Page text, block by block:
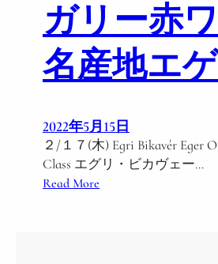
M
a
s
t
C
l
a
ガリー赤
名産地エ
2022年5月15日
２/１７(木) Egri Bikavér Eger
Class エグリ・ビカヴェー…
Read More